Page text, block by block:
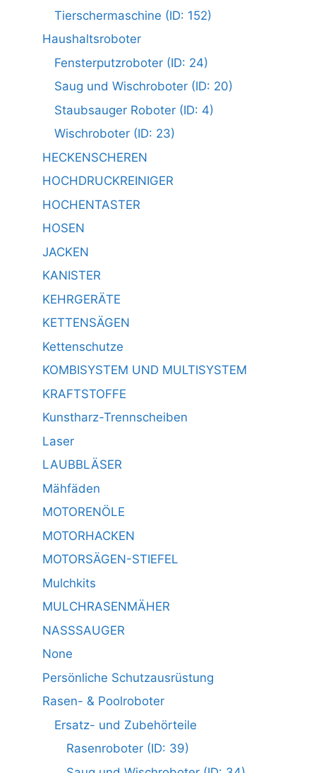
Tierschermaschine (ID: 152)
Haushaltsroboter
Fensterputzroboter (ID: 24)
Saug und Wischroboter (ID: 20)
Staubsauger Roboter (ID: 4)
Wischroboter (ID: 23)
HECKENSCHEREN
HOCHDRUCKREINIGER
HOCHENTASTER
HOSEN
JACKEN
KANISTER
KEHRGERÄTE
KETTENSÄGEN
Kettenschutze
KOMBISYSTEM UND MULTISYSTEM
KRAFTSTOFFE
Kunstharz-Trennscheiben
Laser
LAUBBLÄSER
Mähfäden
MOTORENÖLE
MOTORHACKEN
MOTORSÄGEN-STIEFEL
Mulchkits
MULCHRASENMÄHER
NASSSAUGER
None
Persönliche Schutzausrüstung
Rasen- & Poolroboter
Ersatz- und Zubehörteile
Rasenroboter (ID: 39)